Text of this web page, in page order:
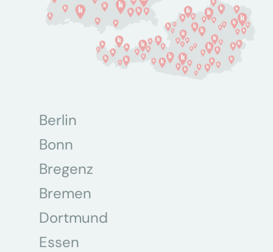
Berlin
Bonn
Bregenz
Bremen
Dortmund
Essen